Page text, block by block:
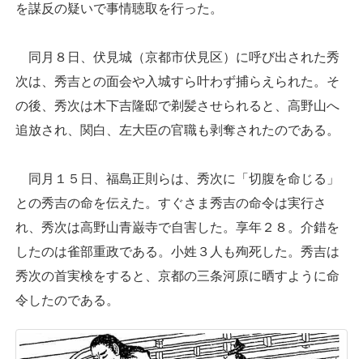
を謀反の疑いで事情聴取を行った。
同月８日、伏見城（京都市伏見区）に呼び出された秀
次は、秀吉との面会や入城すら叶わず捕らえられた。そ
の後、秀次は木下吉隆邸で剃髪させられると、高野山へ
追放され、関白、左大臣の官職も剥奪されたのである。
同月１５日、福島正則らは、秀次に「切腹を命じる」
との秀吉の命を伝えた。すぐさま秀吉の命令は実行さ
れ、秀次は高野山青巌寺で自害した。享年２８。介錯を
したのは雀部重政である。小姓３人も殉死した。秀吉は
秀次の首実検をすると、京都の三条河原に晒すように命
令したのである。